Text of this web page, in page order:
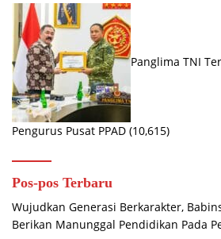
Panglima TNI
Pengurus Pusat PPAD (10,615)
Pos-pos Terbaru
Wujudkan Generasi Berkarakter,
Berikan Manunggal Pendidikan Pada